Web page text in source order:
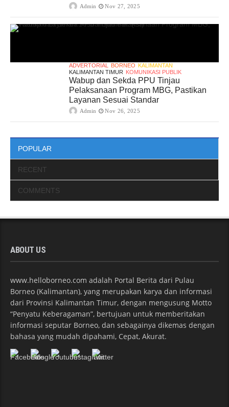
Admin Nov 27, 2025
ADVERTORIAL BORNEO KALIMANTAN
KALIMANTAN TIMUR KOMUNIKASI PUBLIK
Wabup dan Sekda PPU Tinjau
Pelaksanaan Program MBG, Pastikan
Layanan Sesuai Standar
Admin Nov 26, 2025
POPULAR
RECENT
COMMENTS
ABOUT US
www.helloborneo.com adalah Portal Berita dari Pulau
Borneo (Kalimantan), yang merupakan karya dan informasi
dari Provinsi Kalimantan Timur, dengan mengusung Motto
“Penyatu Keberagaman”, bertujuan untuk memberitakan
informasi seputar Borneo, dan sebagainya dikemas dengan
bahasa yang mudah dipahami, Cepat, Akurat.